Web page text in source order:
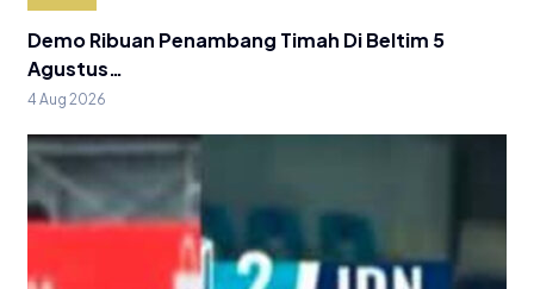
Demo Ribuan Penambang Timah Di Beltim 5
Agustus…
4 Aug 2026